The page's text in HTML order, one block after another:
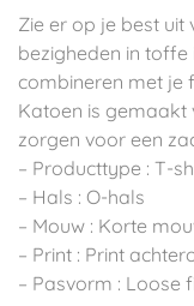
Zie er op je best
bezigheden in
combineren met je
Katoen is gemaakt
zorgen voor een
– Producttype : T-
– Hals : O-hals
– Mouw : Korte
– Print : Print
– Pasvorm : Loose